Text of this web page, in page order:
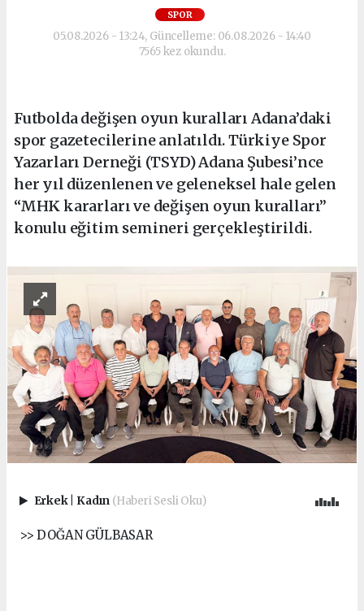
SPOR
05.08.2026 - 13:24, Güncelleme: 06.08.2026 - 14:40
7565 kez okundu.
Futbolda değişen oyun kuralları Adana’daki
spor gazetecilerine anlatıldı. Türkiye Spor
Yazarları Derneği (TSYD) Adana Şubesi’nce
her yıl düzenlenen ve geleneksel hale gelen
“MHK kararları ve değişen oyun kuralları”
konulu eğitim semineri gerçekleştirildi.
Erkek Kadın (Haberi Sesli Oku)
>> DOĞAN GÜLBASAR